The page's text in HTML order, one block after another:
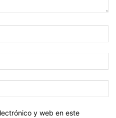
y web en este